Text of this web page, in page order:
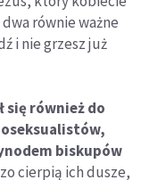
równie ważne
i nie grzesz już
się również do
biskupów
cierpią ich dusze,